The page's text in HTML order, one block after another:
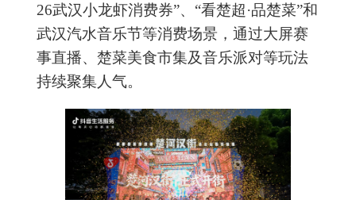
26武汉小龙虾消费券”、“看楚超·品楚菜”和
武汉汽水音乐节等消费场景，通过大屏赛
事直播、楚菜美食市集及音乐派对等玩法
持续聚集人气。